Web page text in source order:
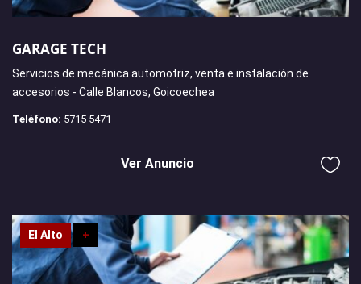
GARAGE TECH
Servicios de mecánica automotriz, venta e instalación de
accesorios - Calle Blancos, Goicoechea
Teléfono: 5715 5471
Ver Anuncio
El Alto +